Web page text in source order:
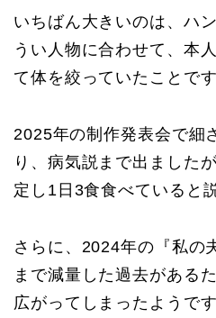
いちばん大きいのは、ハ
うい人物に合わせて、本
て体を絞っていたことです
2025年の制作発表会で細
り、病気説まで出ました
定し1日3食食べていると
さらに、2024年の『私の
まで減量した過去がある
広がってしまったようです